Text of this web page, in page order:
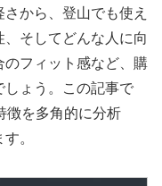
から、登山でも使え
そしてどんな人に向
フィット感など、購
しょう。この記事で
徴を多角的に分析
。